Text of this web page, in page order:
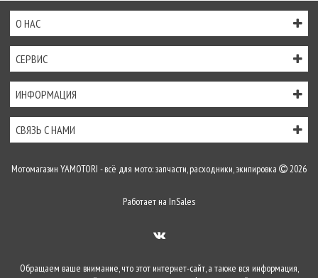
О НАС
СЕРВИС
ИНФОРМАЦИЯ
СВЯЗЬ С НАМИ
Мотомагазин YAMOTORI - всё для мото: запчасти, расходники, экипировка 2026
Работает на InSales
Обращаем ваше внимание, что этот интернет-сайт, а также вся информация,